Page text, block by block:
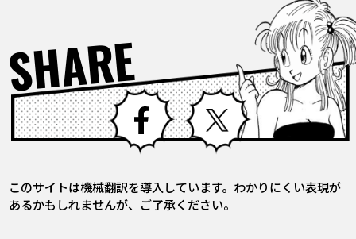
SHARE Facebook X
このサイトは機械翻訳を導入しています。わかりにくい表現が
あるかもしれませんが、ご了承ください。